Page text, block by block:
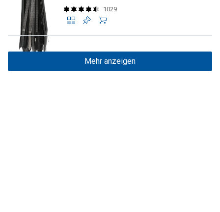
1029
Mehr anzeigen